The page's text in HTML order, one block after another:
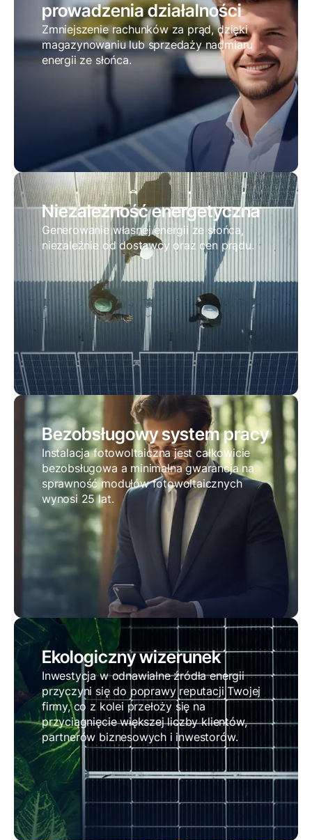
prowadzenia działalności
Zmniejszenie rachunków za prąd, dzięki
magazynowaniu lub sprzedaży nadmiaru
energii ze słońca.
Niezależność energetyczna
Generowanie własnej energii ze słońca,
niezależnie od dostawcy oraz cen prądu.
Bezobsługowy system pracy
Instalacja fotowoltaiczna jest całkowicie
bezobsługowa a minimalna gwarancja na
sprawność modułów fotowoltaicznych
wynosi 25 lat.
Ekologiczny wizerunek
Inwestycja w odnawialne źródła energii
przyczyni się do poprawy reputacji Twojej
firmy, co z kolei przełoży się na
przyciągnięcie większej liczby klientów,
partnerów biznesowych i inwestorów.